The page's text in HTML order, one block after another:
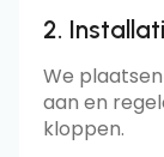
2.
We
aan en
kloppen.